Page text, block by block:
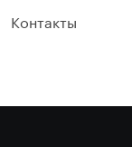
Контакты